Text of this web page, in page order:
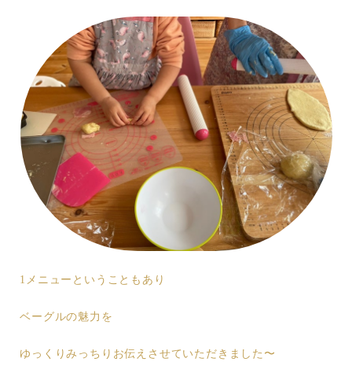
1メニューということもあり
ベーグルの魅力を
ゆっくりみっちりお伝えさせていただきました〜